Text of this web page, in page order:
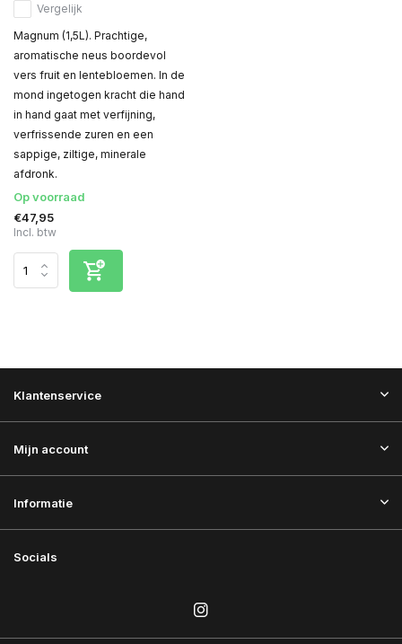
Vergelijk
Magnum (1,5L). Prachtige,
aromatische neus boordevol
vers fruit en lentebloemen. In de
mond ingetogen kracht die hand
in hand gaat met verfijning,
verfrissende zuren en een
sappige, ziltige, minerale
afdronk.
Op voorraad
€47,95
Incl. btw
Klantenservice
Mijn account
Informatie
Socials